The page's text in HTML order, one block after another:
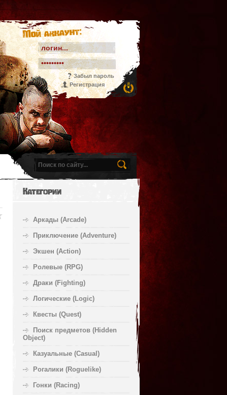
Мой аккаунт:
Забыл пароль
Регистрация
Категории
Аркады (Arcade)
Приключение (Adventure)
Экшен (Action)
Ролевые (RPG)
Драки (Fighting)
Логические (Logic)
Квесты (Quest)
Поиск предметов (Hidden
Object)
Казуальные (Casual)
Рогалики (Roguelike)
Гонки (Racing)